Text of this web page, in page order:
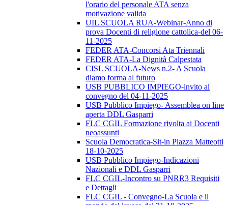
l'orario del personale ATA senza
motivazione valida
UIL SCUOLA RUA-Webinar-Anno di
prova Docenti di religione cattolica-del 06-
11-2025
FEDER ATA-Concorsi Ata Triennali
FEDER ATA-La Dignità Calpestata
CISL SCUOLA-News n.2- A Scuola
diamo forma al futuro
USB PUBBLICO IMPIEGO-invito al
convegno del 04-11-2025
USB Pubblico Impiego- Assemblea on line
aperta DDL Gasparri
FLC CGIL Formazione rivolta ai Docenti
neoassunti
Scuola Democratica-Sit-in Piazza Matteotti
18-10-2025
USB Pubblico Impiego-Indicazioni
Nazionali e DDL Gasparri
FLC CGIL-Incontro su PNRR3 Requisiti
e Dettagli
FLC CGIL - Convegno-La Scuola e il